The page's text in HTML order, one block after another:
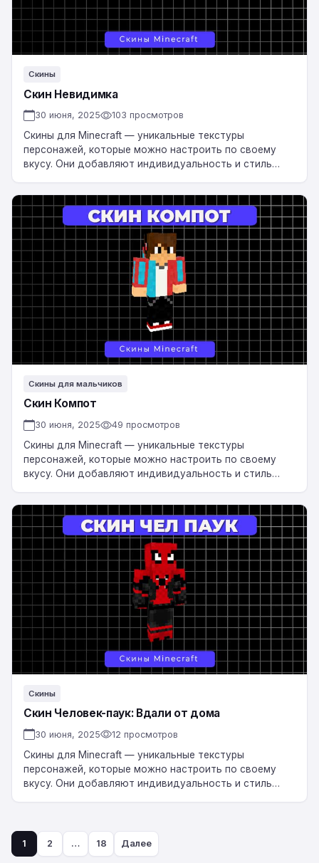
Скины
Скин Невидимка
30 июня, 2025 103 просмотров
Скины для Minecraft — уникальные текстуры
персонажей, которые можно настроить по своему
вкусу. Они добавляют индивидуальность и стиль
Скин
Компот
Скины для мальчиков
Скин Компот
30 июня, 2025 49 просмотров
Скины для Minecraft — уникальные текстуры
персонажей, которые можно настроить по своему
вкусу. Они добавляют индивидуальность и стиль
Скин
Человек-
паук:
Вдали
от
дома
Скины
Скин Человек-паук: Вдали от дома
30 июня, 2025 12 просмотров
Скины для Minecraft — уникальные текстуры
персонажей, которые можно настроить по своему
вкусу. Они добавляют индивидуальность и стиль
Пагинация
1 2 … 18 Далее